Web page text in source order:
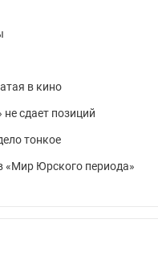
в кино
сдает позиций
тонкое
«Мир Юрского периода»